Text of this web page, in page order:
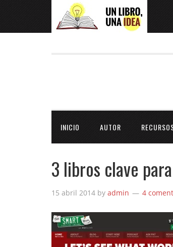
INICIO AUTOR
3 libros clave
15 abril 2014 by admin 4